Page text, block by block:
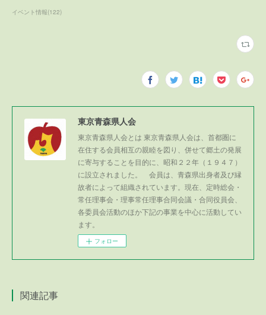
イベント情報(122)
東京青森県人会
東京青森県人会とは 東京青森県人会は、首都圏に
在住する会員相互の親睦を図り、併せて郷土の発展
に寄与することを目的に、昭和２２年（１９４７）
に設立されました。 会員は、青森県出身者及び縁
故者によって組織されています。現在、定時総会・
常任理事会・理事常任理事合同会議・合同役員会、
各委員会活動のほか下記の事業を中心に活動してい
ます。
フォロー
関連記事